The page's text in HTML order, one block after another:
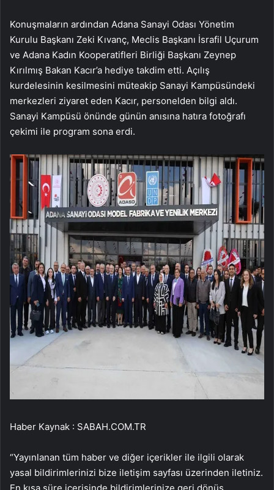
Konuşmaların ardından Adana Sanayi Odası Yönetim
Kurulu Başkanı Zeki Kıvanç, Meclis Başkanı İsrafil Uçurum
ve Adana Kadın Kooperatifleri Birliği Başkanı Zeynep
Kırılmış Bakan Kacır’a hediye takdim etti. Açılış
kurdelesinin kesilmesini müteakip Sanayi Kampüsündeki
merkezleri ziyaret eden Kacır, personelden bilgi aldı.
Sanayi Kampüsü önünde günün anısına hatıra fotoğrafı
çekimi ile program sona erdi.
Haber Kaynak : SABAH.COM.TR
“Yayınlanan tüm haber ve diğer içerikler ile ilgili olarak
yasal bildirimlerinizi bize iletişim sayfası üzerinden iletiniz.